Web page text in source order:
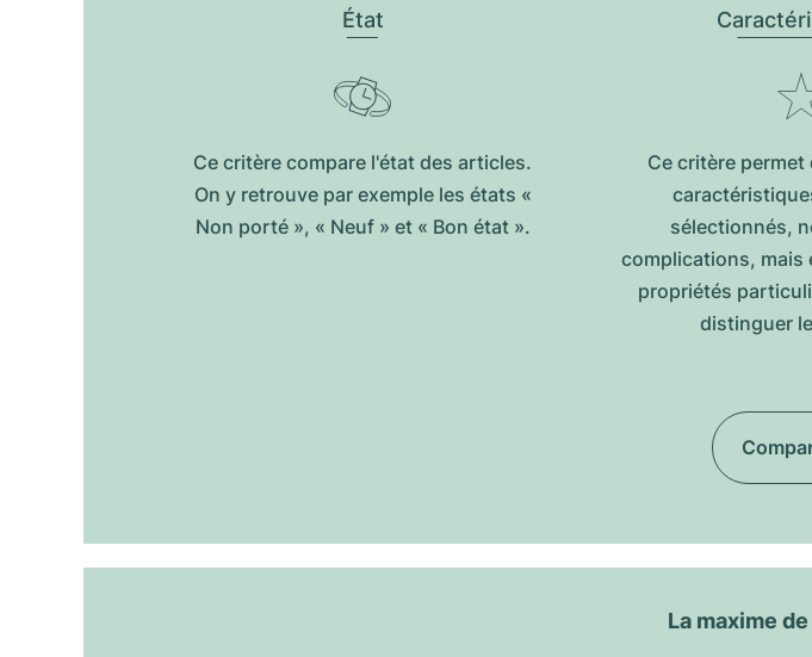
État
Ce critère compare l'état des articles.
On y retrouve par exemple les états «
Non porté », « Neuf » et « Bon état ».
Ce critère permet
sélectionnés,
complications, mais
propriétés
distinguer
La maxime